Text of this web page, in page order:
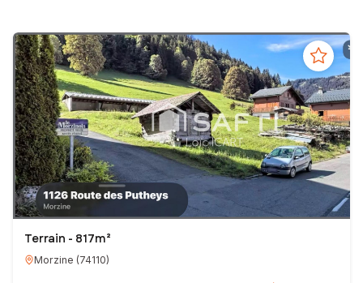
EI - Agent commercial - 488 298 332 RSAC THONON-LES-BAINS
Terrain - 817m²
Morzine (74110)